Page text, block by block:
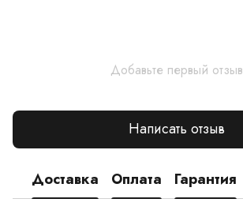
Добавьте первый отзыв
Написать отзыв
Доставка Оплата Гарантия